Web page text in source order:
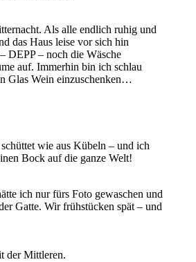
Als alle endlich ruhig und
das Haus leise vor sich hin
DEPP – noch die Wäsche
auf. Immerhin bin ich schlau
Glas Wein einzuschenken…
wie aus Kübeln – und ich
Bock auf die ganze Welt!
ich nur fürs Foto gewaschen und
Gatte. Wir frühstücken spät – und
der Mittleren.